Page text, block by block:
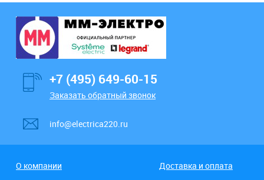
+7 (495) 649-60-15
Заказать обратный звонок
info@electrica220.ru
О компании
Доставка и оплата